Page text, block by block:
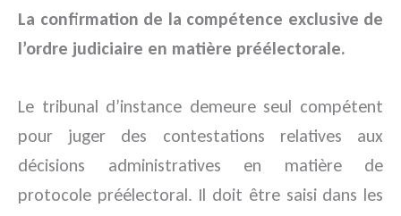
La confirmation de la compétence exclusive de
l’ordre judiciaire en matière préélectorale.
Le tribunal d’instance demeure seul compétent
pour juger des contestations relatives aux
décisions administratives en matière de
protocole préélectoral. Il doit être saisi dans les